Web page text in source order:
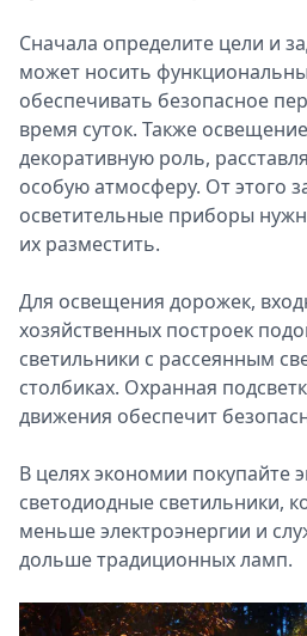
Сначала определите цели и
может носить
обеспечивать безопасное
время суток. Также
декоративную роль,
особую атмосферу. От этого
осветительные приборы
их разместить.
Для освещения дорожек,
хозяйственных построек
светильники с рассеянным
столбиках. Охранная
движения обеспечит
В целях экономии покупайте
светодиодные светильники,
меньше электроэнергии и
дольше традиционных ламп.